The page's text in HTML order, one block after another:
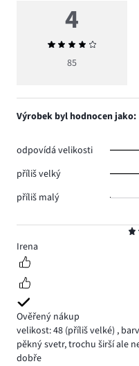
5
Irena
Ověřený nákup
velikost: 48 (příliš velké) ,
pěkný svetr, trochu širší ale
dobře
4
Průměrné
hodnocení
85
Výrobek byl hodnocen jako:
odpovídá velikosti
příliš velký
příliš malý